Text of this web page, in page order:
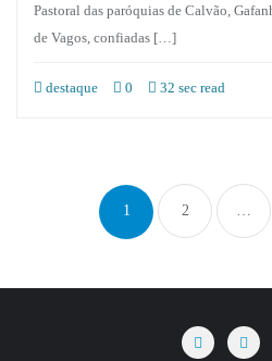
Pastoral das paróquias de Calvão,
de Vagos, confiadas […]
destaque 0 32 sec read
dos
conteúdos
1 2